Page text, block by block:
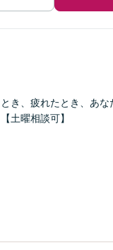
き、疲れたとき、あ
土曜相談可】